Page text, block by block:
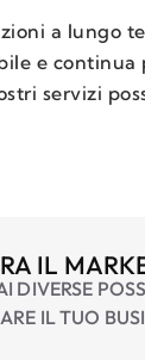
a lungo
e continua
servizi
IL
DIVERSE
IL TUO